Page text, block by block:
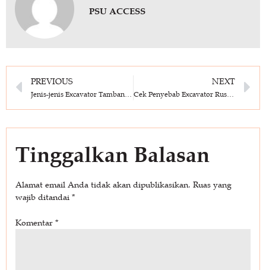
PSU ACCESS
PREVIOUS NEXT
Cek Penyebab Excavator Rusak dan Solusinya
Tinggalkan Balasan
Alamat email Anda tidak akan dipublikasikan. Ruas yang
wajib ditandai *
Komentar *